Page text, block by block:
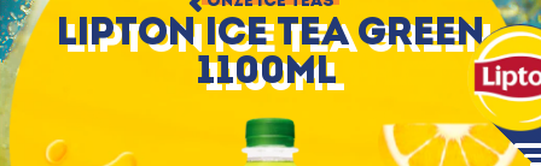
Lipton Ice Tea Green
1100ml